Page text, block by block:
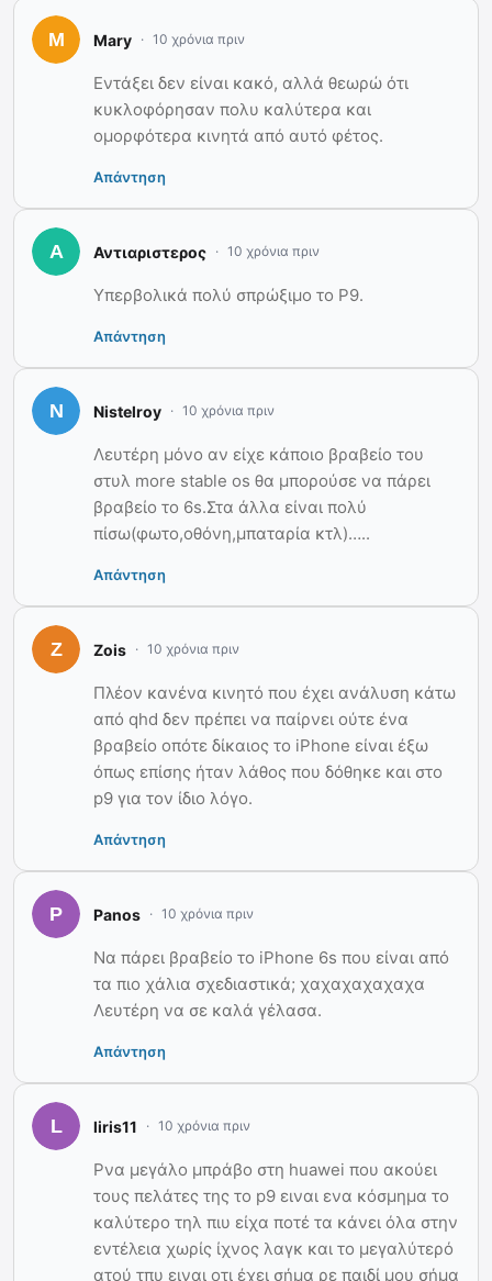
Mary 10 χρόνια πριν
Εντάξει δεν είναι κακό, αλλά θεωρώ ότι
κυκλοφόρησαν πολυ καλύτερα και
ομορφότερα κινητά από αυτό φέτος.
Απάντηση
Αντιαριστερος 10 χρόνια πριν
Υπερβολικά πολύ σπρώξιμο το P9.
Απάντηση
Nistelroy 10 χρόνια πριν
Λευτέρη μόνο αν είχε κάποιο βραβείο του
στυλ more stable os θα μπορούσε να πάρει
βραβείο το 6s.Στα άλλα είναι πολύ
πίσω(φωτο,οθόνη,μπαταρία κτλ)…..
Απάντηση
Zois 10 χρόνια πριν
Πλέον κανένα κινητό που έχει ανάλυση κάτω
από qhd δεν πρέπει να παίρνει ούτε ένα
βραβείο οπότε δίκαιος τo iPhone είναι έξω
όπως επίσης ήταν λάθος που δόθηκε και στο
p9 για τον ίδιο λόγο.
Απάντηση
Panos 10 χρόνια πριν
Να πάρει βραβείο το iPhone 6s που είναι από
τα πιο χάλια σχεδιαστικά; χαχαχαχαχαχα
Λευτέρη να σε καλά γέλασα.
Απάντηση
liris11 10 χρόνια πριν
Ρνα μεγάλο μπράβο στη huawei που ακούει
τους πελάτες της το p9 ειναι ενα κόσμημα το
καλύτερο τηλ πιυ είχα ποτέ τα κάνει όλα στην
εντέλεια χωρίς ίχνος λαγκ και το μεγαλύτερό
ατού τπυ ειναι οτι έχει σήμα ρε παιδί μου σήμα